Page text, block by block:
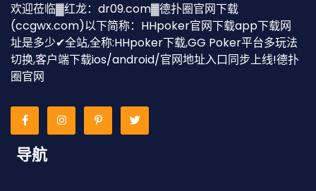
欢迎莅临▓红龙：dr09.com▓德扑圈官网下载
(ccgwx.com)以下简称：HHpoker官网下载app下载网
址是多少✔全站,全称:HHpoker下载,GG Poker平台多玩法
切换,客户端下载ios/android/官网地址入口同步上线!德扑
圈官网
导航